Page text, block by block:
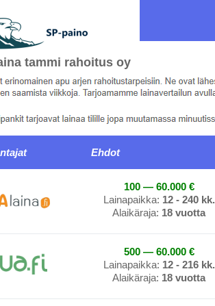
tammi rahoitus oy
Ehdot
100 — 60.000 €
Lainapaikka: 12 - 240 kk.
Alaikäraja: 18 vuotta
500 — 60.000 €
Lainapaikka: 12 - 216 kk.
Alaikäraja: 18 vuotta